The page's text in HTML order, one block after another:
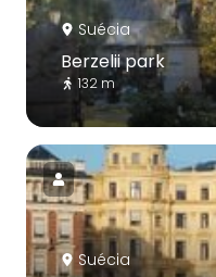
Suécia
Berzelii park
132 m
Suécia